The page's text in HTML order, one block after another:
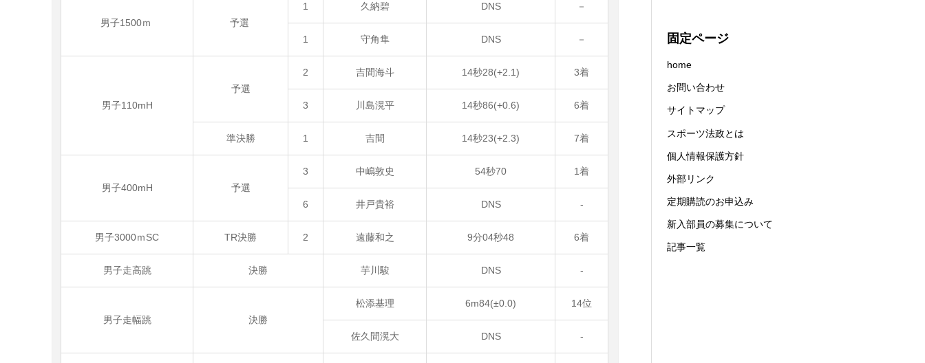
男子1500ｍ 予選
1 久納碧 DNS －
1 守角隼 DNS －
男子110mH
予選
2 吉間海斗 14秒28(+2.1) 3着
3 川島滉平 14秒86(+0.6) 6着
準決勝 1 吉間 14秒23(+2.3) 7着
男子400mH 予選
3 中嶋敦史 54秒70 1着
6 井戸貴裕 DNS ‐
男子3000ｍSC TR決勝 2 遠藤和之 9分04秒48 6着
男子走高跳 決勝 芋川駿 DNS ‐
男子走幅跳 決勝
松添基理 6m84(±0.0) 14位
佐久間滉大 DNS ‐
固定ページ
home
お問い合わせ
サイトマップ
スポーツ法政とは
個人情報保護方針
外部リンク
定期購読のお申込み
新入部員の募集について
記事一覧